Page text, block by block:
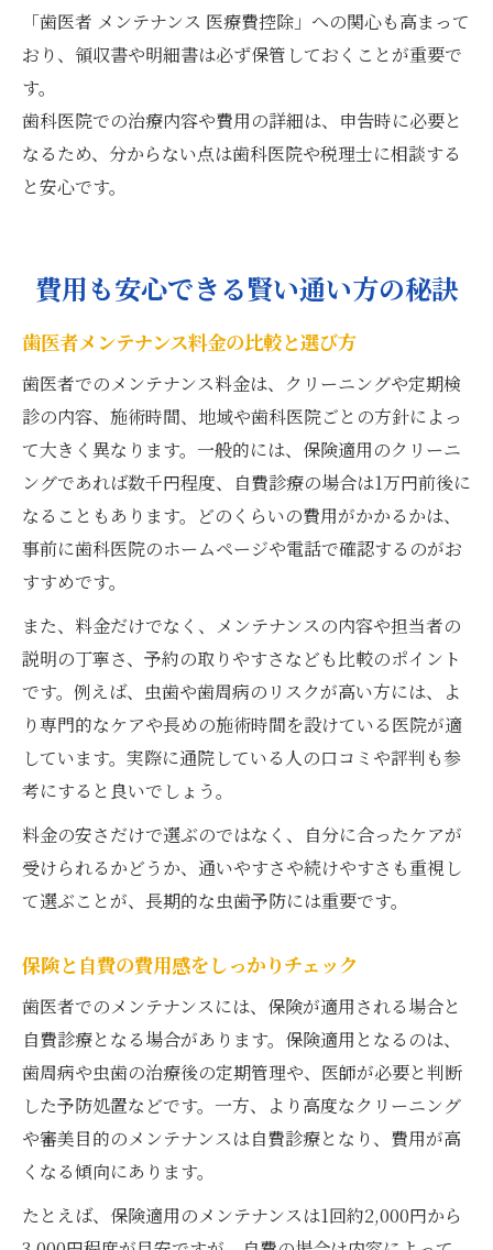
「歯医者 メンテナンス 医療費控除」への関心も高まって
おり、領収書や明細書は必ず保管しておくことが重要で
す。
歯科医院での治療内容や費用の詳細は、申告時に必要と
なるため、分からない点は歯科医院や税理士に相談する
と安心です。
費用も安心できる賢い通い方の秘訣
歯医者メンテナンス料金の比較と選び方
歯医者でのメンテナンス料金は、クリーニングや定期検
診の内容、施術時間、地域や歯科医院ごとの方針によっ
て大きく異なります。一般的には、保険適用のクリーニ
ングであれば数千円程度、自費診療の場合は1万円前後に
なることもあります。どのくらいの費用がかかるかは、
事前に歯科医院のホームページや電話で確認するのがお
すすめです。
また、料金だけでなく、メンテナンスの内容や担当者の
説明の丁寧さ、予約の取りやすさなども比較のポイント
です。例えば、虫歯や歯周病のリスクが高い方には、よ
り専門的なケアや長めの施術時間を設けている医院が適
しています。実際に通院している人の口コミや評判も参
考にすると良いでしょう。
料金の安さだけで選ぶのではなく、自分に合ったケアが
受けられるかどうか、通いやすさや続けやすさも重視し
て選ぶことが、長期的な虫歯予防には重要です。
保険と自費の費用感をしっかりチェック
歯医者でのメンテナンスには、保険が適用される場合と
自費診療となる場合があります。保険適用となるのは、
歯周病や虫歯の治療後の定期管理や、医師が必要と判断
した予防処置などです。一方、より高度なクリーニング
や審美目的のメンテナンスは自費診療となり、費用が高
くなる傾向にあります。
たとえば、保険適用のメンテナンスは1回約2,000円から